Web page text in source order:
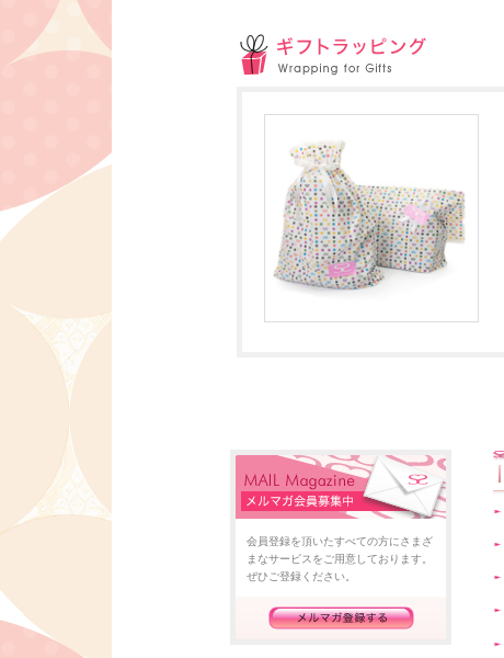
会員登録を頂いたすべての方にさまざ
まなサービスをご用意しております。
ぜひご登録ください。